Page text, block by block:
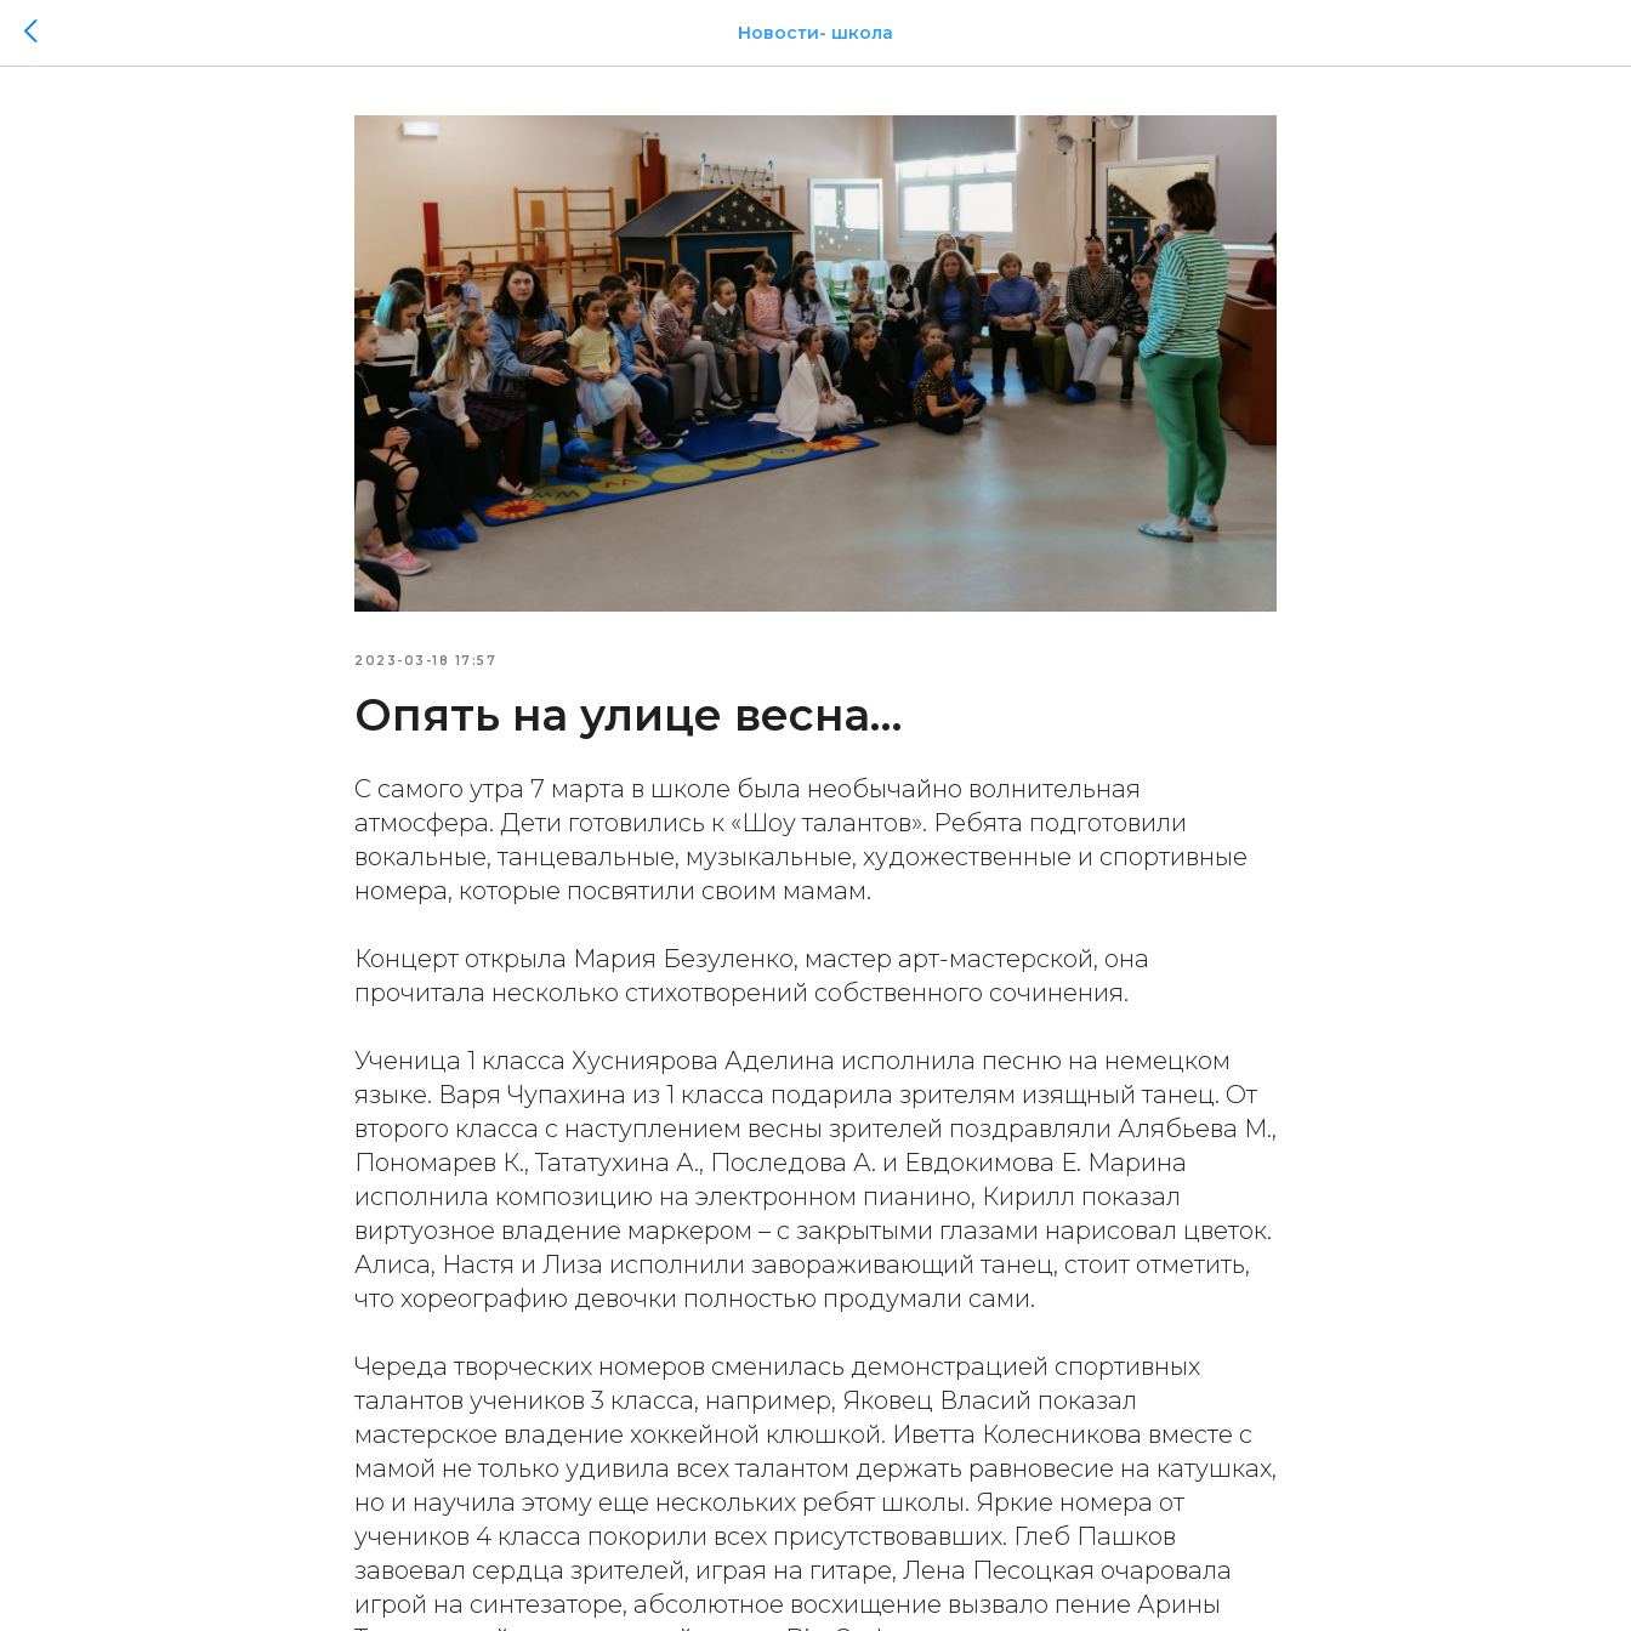
Новости- школа
2023-03-18 17:57
Опять на улице весна…
С самого утра 7 марта в школе была необычайно волнительная
атмосфера. Дети готовились к «Шоу талантов». Ребята подготовили
вокальные, танцевальные, музыкальные, художественные и спортивные
номера, которые посвятили своим мамам.
Концерт открыла Мария Безуленко, мастер арт-мастерской, она
прочитала несколько стихотворений собственного сочинения.
Ученица 1 класса Хусниярова Аделина исполнила песню на немецком
языке. Варя Чупахина из 1 класса подарила зрителям изящный танец. От
второго класса с наступлением весны зрителей поздравляли Алябьева М.,
Пономарев К., Тататухина А., Последова А. и Евдокимова Е. Марина
исполнила композицию на электронном пианино, Кирилл показал
виртуозное владение маркером – с закрытыми глазами нарисовал цветок.
Алиса, Настя и Лиза исполнили завораживающий танец, стоит отметить,
что хореографию девочки полностью продумали сами.
Череда творческих номеров сменилась демонстрацией спортивных
талантов учеников 3 класса, например, Яковец Власий показал
мастерское владение хоккейной клюшкой. Иветта Колесникова вместе с
мамой не только удивила всех талантом держать равновесие на катушках,
но и научила этому еще нескольких ребят школы. Яркие номера от
учеников 4 класса покорили всех присутствовавших. Глеб Пашков
завоевал сердца зрителей, играя на гитаре, Лена Песоцкая очаровала
игрой на синтезаторе, абсолютное восхищение вызвало пение Арины